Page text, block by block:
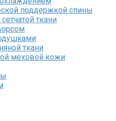
поддержкой спины
ткани
ткани
меховой кожи